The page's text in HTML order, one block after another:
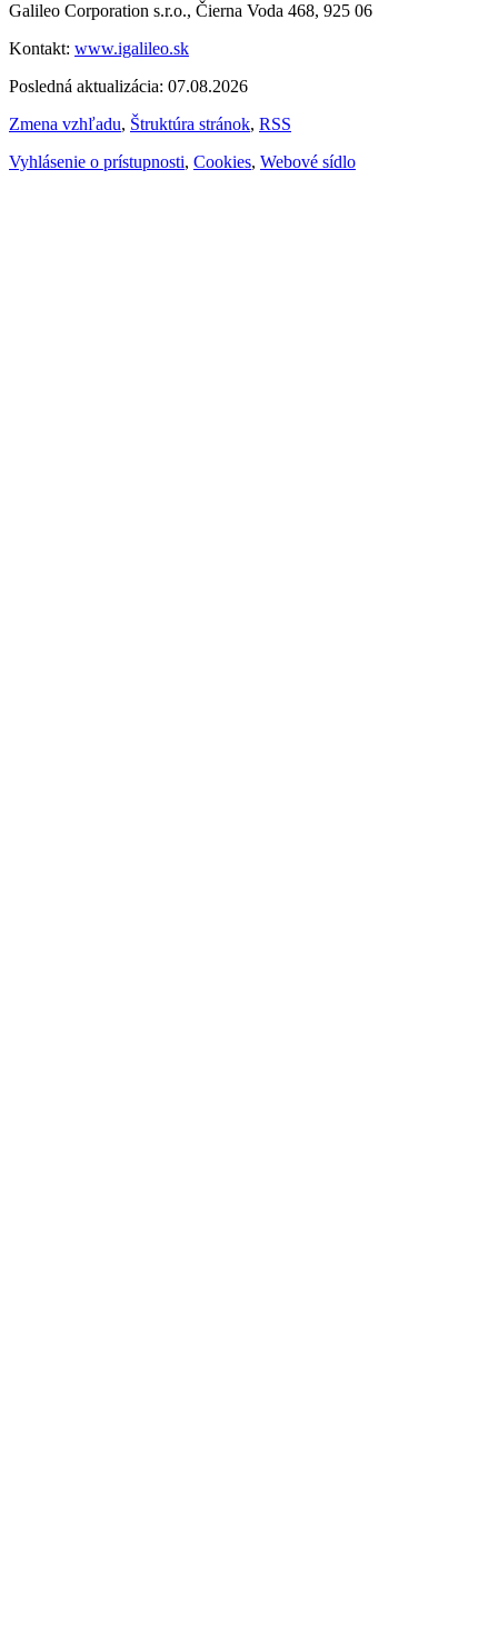
Galileo Corporation s.r.o., Čierna Voda 468, 925 06
Kontakt: www.igalileo.sk
Posledná aktualizácia: 07.08.2026
Zmena vzhľadu, Štruktúra stránok, RSS
Vyhlásenie o prístupnosti, Cookies, Webové sídlo